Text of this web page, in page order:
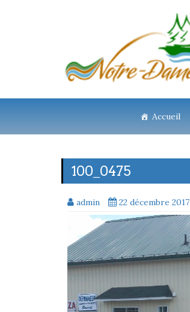
Accueil
100_0475
admin 22 décembre 2017